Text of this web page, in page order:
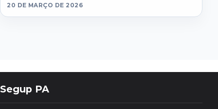
20 DE MARÇO DE 2026
Segup PA